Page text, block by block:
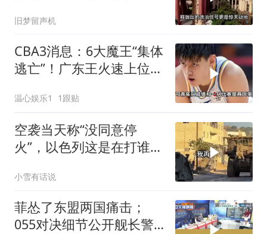
旧梦留声机
CBA3消息：6大魔王“集体
逃亡”！广东王火速上位，
温心娱乐1 1跟贴
空袭当天称“没同意停
火”，以色列这是在打谁的
小雪有话说
菲怂了东盟两国痛击；
055对决细节公开舰长警